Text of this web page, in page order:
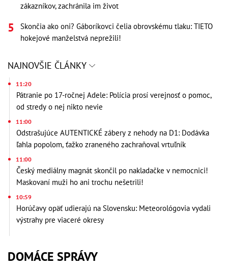
zákazníkov, zachránila im život
Skončia ako oni? Gáboríkovci čelia obrovskému tlaku: TIETO
hokejové manželstvá neprežili!
NAJNOVŠIE ČLÁNKY
11:20
Pátranie po 17-ročnej Adele: Polícia prosí verejnosť o pomoc,
od stredy o nej nikto nevie
11:00
Odstrašujúce AUTENTICKÉ zábery z nehody na D1: Dodávka
ľahla popolom, ťažko zraneného zachraňoval vrtuľník
11:00
Český mediálny magnát skončil po nakladačke v nemocnici!
Maskovaní muži ho ani trochu nešetrili!
10:59
Horúčavy opäť udierajú na Slovensku: Meteorológovia vydali
výstrahy pre viaceré okresy
DOMÁCE SPRÁVY